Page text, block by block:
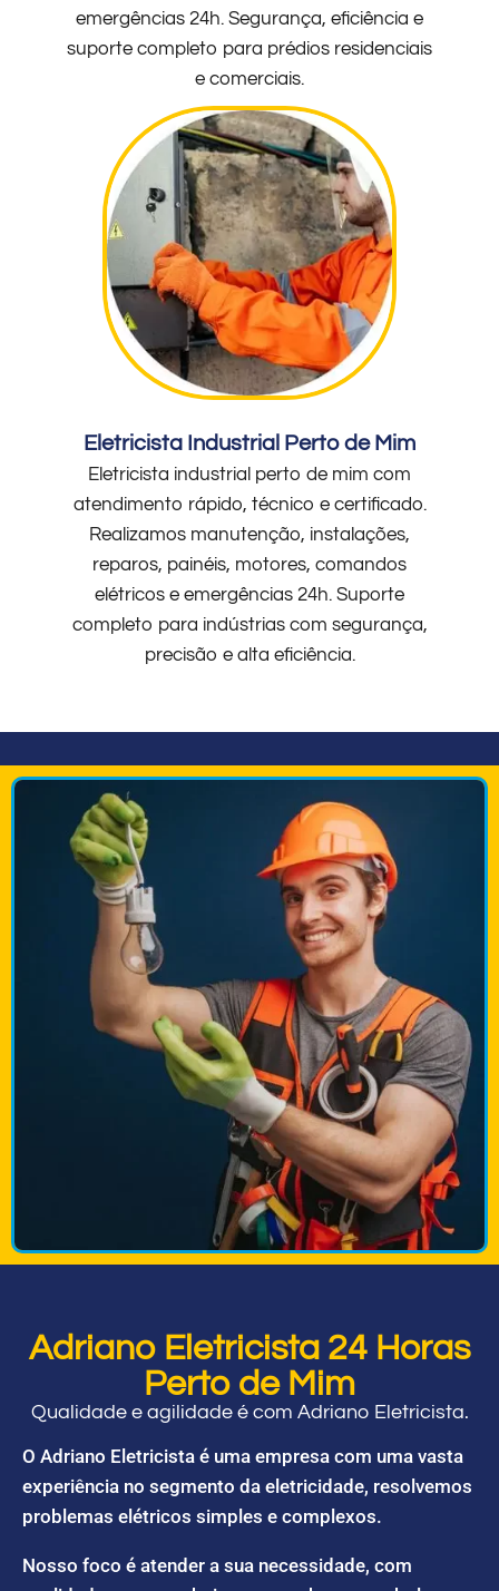
emergências 24h. Segurança, eficiência e
suporte completo para prédios residenciais
e comerciais.
Eletricista Industrial Perto de Mim
Eletricista industrial perto de mim com
atendimento rápido, técnico e certificado.
Realizamos manutenção, instalações,
reparos, painéis, motores, comandos
elétricos e emergências 24h. Suporte
completo para indústrias com segurança,
precisão e alta eficiência.
Adriano Eletricista 24 Horas
Perto de Mim
Qualidade e agilidade é com Adriano Eletricista.
O Adriano Eletricista é uma empresa com uma vasta
experiência no segmento da eletricidade, resolvemos
problemas elétricos simples e complexos.
Nosso foco é atender a sua necessidade, com